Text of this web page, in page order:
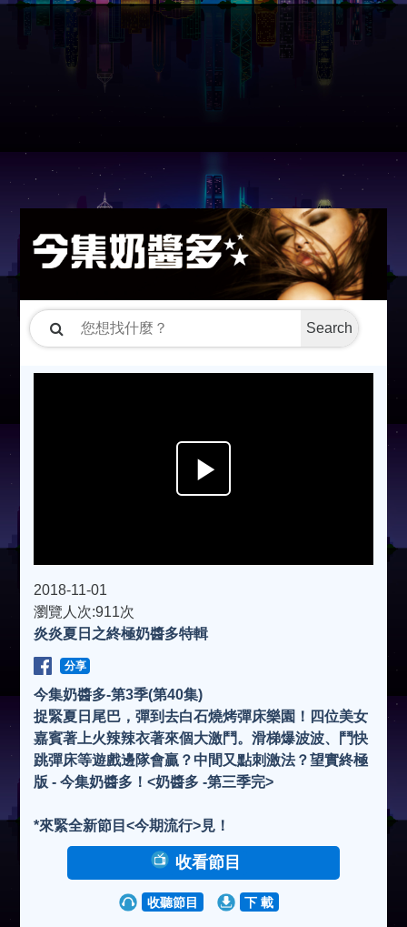
Search
i
e
o
2018-11-01
瀏覽人次:911次
炎炎夏日之終極奶醬多特輯
分享
今集奶醬多-第3季(第40集)
捉緊夏日尾巴，彈到去白石燒烤彈床樂園！四位美女
嘉賓著上火辣辣衣著來個大激鬥。滑梯爆波波、鬥快
跳彈床等遊戲邊隊會贏？中間又點刺激法？望實終極
版 - 今集奶醬多！<奶醬多 -第三季完>
*來緊全新節目<今期流行>見！
收看節目
收聽節目 下 載